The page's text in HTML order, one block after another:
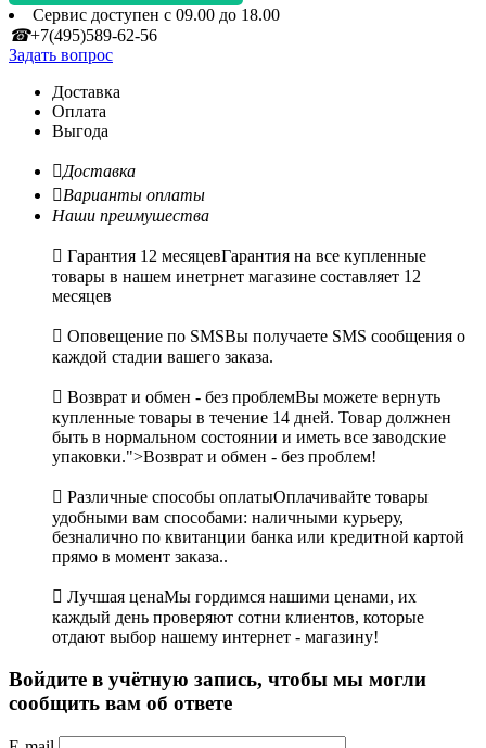
Сервис доступен с 09.00 до 18.00
☎+7(495)589-62-56
Задать вопрос
Доставка
Оплата
Выгода
Доставка
Варианты оплаты
Наши преимушества
 Гарантия 12 месяцевГарантия на все купленные
товары в нашем инетрнет магазине составляет 12
месяцев
 Оповещение по SMSВы получаете SMS сообщения о
каждой стадии вашего заказа.
 Возврат и обмен - без проблемВы можете вернуть
купленные товары в течение 14 дней. Товар должнен
быть в нормальном состоянии и иметь все заводские
упаковки.">Возврат и обмен - без проблем!
 Различные способы оплатыОплачивайте товары
удобными вам способами: наличными курьеру,
безналично по квитанции банка или кредитной картой
прямо в момент заказа..
 Лучшая ценаМы гордимся нашими ценами, их
каждый день проверяют сотни клиентов, которые
отдают выбор нашему интернет - магазину!
Войдите в учётную запись, чтобы мы могли
сообщить вам об ответе